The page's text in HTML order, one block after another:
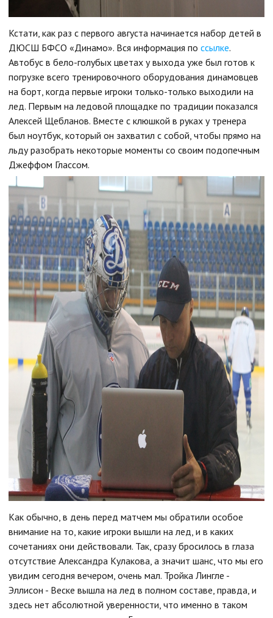
Кстати, как раз с первого августа начинается набор детей в
ДЮСШ БФСО «Динамо». Вся информация по ссылке.
Автобус в бело-голубых цветах у выхода уже был готов к
погрузке всего тренировочного оборудования динамовцев
на борт, когда первые игроки только-только выходили на
лед. Первым на ледовой площадке по традиции показался
Алексей Щебланов. Вместе с клюшкой в руках у тренера
был ноутбук, который он захватил с собой, чтобы прямо на
льду разобрать некоторые моменты со своим подопечным
Джеффом Глассом.
Как обычно, в день перед матчем мы обратили особое
внимание на то, какие игроки вышли на лед, и в каких
сочетаниях они действовали. Так, сразу бросилось в глаза
отсутствие Александра Кулакова, а значит шанс, что мы его
увидим сегодня вечером, очень мал. Тройка Лингле -
Эллисон - Веске вышла на лед в полном составе, правда, и
здесь нет абсолютной уверенности, что именно в таком